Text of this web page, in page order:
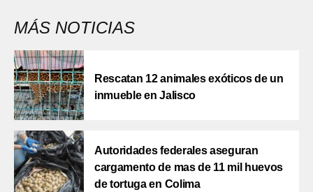
MÁS NOTICIAS
Rescatan 12 animales exóticos de un
inmueble en Jalisco
Autoridades federales aseguran
cargamento de mas de 11 mil huevos
de tortuga en Colima